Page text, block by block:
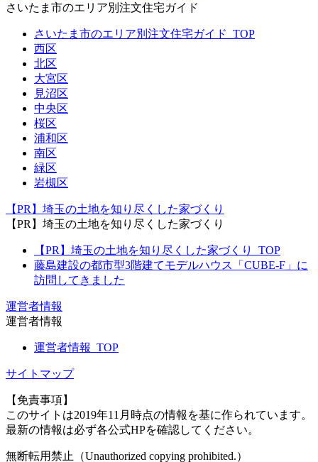
さいたま市のエリア別注文住宅ガイド
さいたま市のエリア別注文住宅ガイド_TOP
西区
北区
大宮区
見沼区
中央区
桜区
浦和区
南区
緑区
岩槻区
【PR】埼玉の土地を知り尽くした家づくり
【PR】埼玉の土地を知り尽くした家づくり
【PR】埼玉の土地を知り尽くした家づくり_TOP
藤島建設の都市型3階建てモデルハウス「CUBE-F」に
訪問してきました
運営者情報
運営者情報
運営者情報_TOP
サイトマップ
【免責事項】
このサイトは2019年11月時点の情報を基に作られています。
最新の情報は必ず各公式HPを確認してください。
無断転用禁止（Unauthorized copying prohibited.）